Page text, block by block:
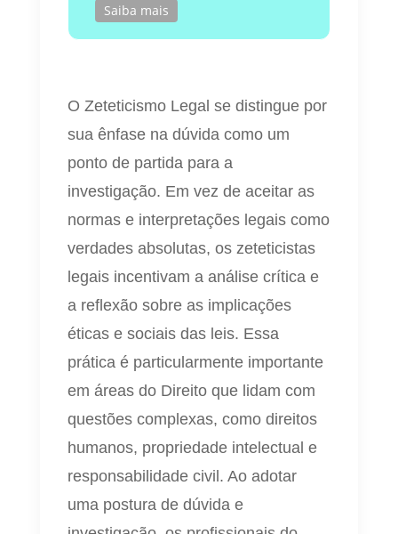
Saiba mais
O Zeteticismo Legal se distingue por
sua ênfase na dúvida como um
ponto de partida para a
investigação. Em vez de aceitar as
normas e interpretações legais como
verdades absolutas, os zeteticistas
legais incentivam a análise crítica e
a reflexão sobre as implicações
éticas e sociais das leis. Essa
prática é particularmente importante
em áreas do Direito que lidam com
questões complexas, como direitos
humanos, propriedade intelectual e
responsabilidade civil. Ao adotar
uma postura de dúvida e